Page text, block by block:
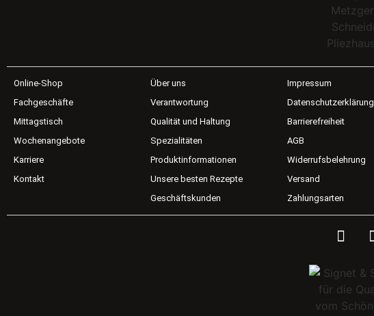
Online-Shop
Fachgeschäfte
Mittagstisch
Wochenangebote
Karriere
Kontakt
Über uns
Verantwortung
Qualität und Haltung
Spezialitäten
Produktinformationen
Unsere besten Rezepte
Geschäftskunden
Impressum
Datenschutzerklärung
Barrierefreiheit
AGB
Widerrufsbelehrung
Versand
Zahlungsarten